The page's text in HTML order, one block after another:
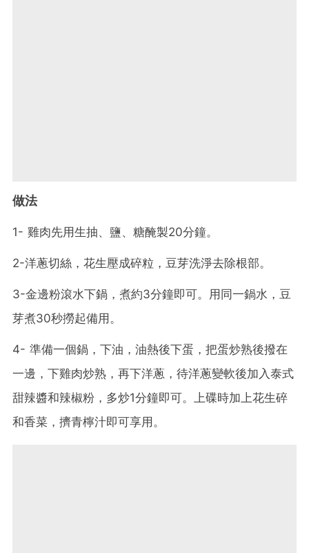
做法
1- 雞肉先用生抽、鹽、糖醃製20分鐘。
2-洋蔥切絲，花生壓成碎粒，豆芽洗淨去除根部。
3-金邊粉滾水下鍋，煮約3分鐘即可。用同一鍋水，豆
芽煮30秒撈起備用。
4- 準備一個鍋，下油，油熱後下蛋，把蛋炒熟後撥在
一邊，下雞肉炒熟，再下洋蔥，待洋蔥變軟後加入泰式
甜辣醬和辣椒粉，多炒1分鐘即可。上碟時加上花生碎
和香菜，擠青檸汁即可享用。